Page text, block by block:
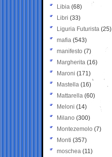
Libia (68)
Libri (33)
Liguria Futurista (25)
mafia (543)
manifesto (7)
Margherita (16)
Maroni (171)
Mastella (16)
Mattarella (60)
Meloni (14)
Milano (300)
Montezemolo (7)
Monti (357)
moschea (11)